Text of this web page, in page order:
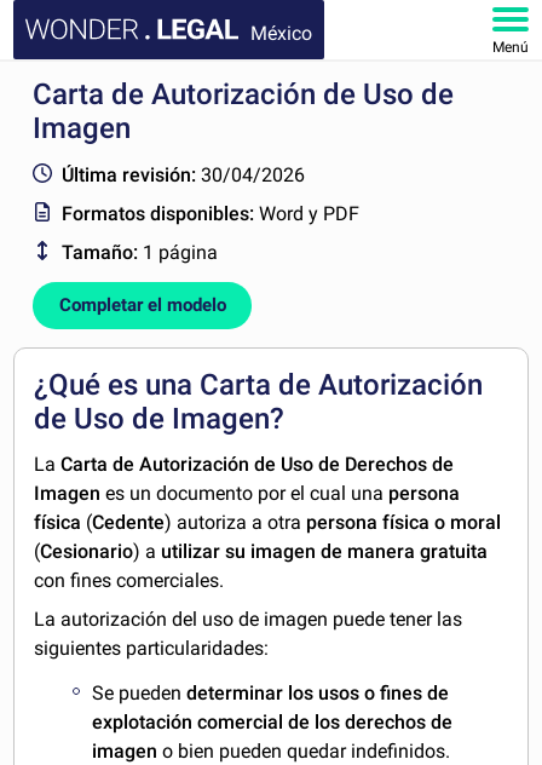
México
Menú
INICIO
FAQ
MI CUENTA
Carta de Autorización de Uso de
Imagen
Última revisión: 30/04/2026
Formatos disponibles:Word y PDF
Tamaño: 1 página
Completar el modelo
¿Qué es una Carta de Autorización
de Uso de Imagen?
LaCarta de Autorización de Uso de Derechos de
Imagenes un documento por el cual una persona
física (Cedente) autoriza a otra persona física o moral
(Cesionario) a utilizar su imagen de manera gratuita
con fines comerciales.
La autorización del uso de imagen puede tener las
siguientes particularidades:
Se puedendeterminar los usos o fines de
explotación comercial de los derechos de
imagen o bien pueden quedar indefinidos.